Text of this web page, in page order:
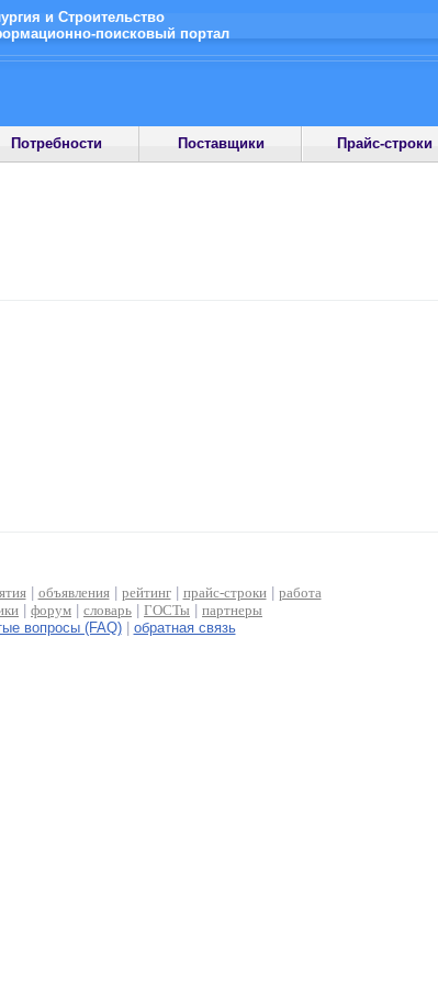
и Строительство
поисковый портал
Потребности Поставщики Прайс-строки
| объявления| рейтинг| прайс-строки| работа
форум словарь ГОСТы
партнеры
вопросы (FAQ)| обратная связь